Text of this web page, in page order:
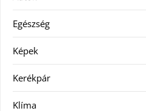
Egészség
Képek
Kerékpár
Klíma